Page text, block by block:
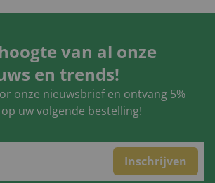
van al onze
en trends!
onze nieuwsbrief en ontvang 5%
uw volgende bestelling!
Inschrijven